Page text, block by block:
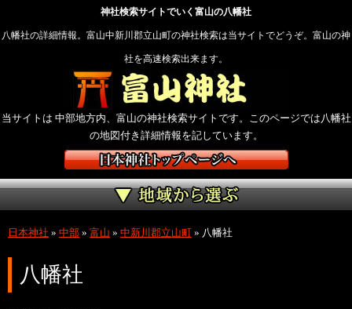
神社検索サイトでいく富山の八幡社
八幡社の詳細情報。富山中新川郡立山町の神社検索は当サイトでどうぞ。富山の神
社を高速検索出来ます。
当サイトは 中部地方内、富山の神社検索サイトです。このページでは八幡社
の地図付き詳細情報を記しています。
日本神社 » 中部 » 富山 » 中新川郡立山町 » 八幡社
八幡社